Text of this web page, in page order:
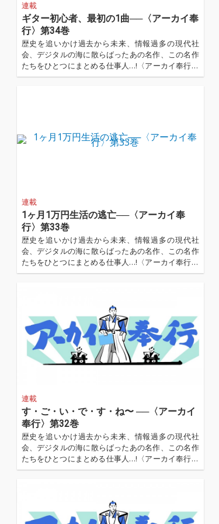
連載
ギター初心者、最初の1曲──〈アーカイ奉
行〉第34巻
歴史を追いかけ過去から未来、情報過多の現代社
会、デジタルの海に散らばったあの名作、この名作
たちをひとつにまとめる仕事人…!〈アーカイ奉行〉
が今日もデジタルの乱世を治める…!'''〈アーカイ奉
連載
1ヶ月1万円生活の逃亡──〈アーカイ奉
行〉第33巻
歴史を追いかけ過去から未来、情報過多の現代社
会、デジタルの海に散らばったあの名作、この名作
たちをひとつにまとめる仕事人…!〈アーカイ奉行〉
が今日もデジタルの乱世を治める…!'''〈アーカイ奉
連載
す・ご・い・で・す・ね〜 ──〈アーカイ
奉行〉第32巻
歴史を追いかけ過去から未来、情報過多の現代社
会、デジタルの海に散らばったあの名作、この名作
たちをひとつにまとめる仕事人…!〈アーカイ奉行〉
が今日もデジタルの乱世を治める…!'''〈アーカイ奉